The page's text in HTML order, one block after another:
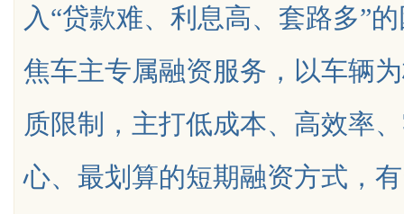
uz
入“贷款难、利息高、套路多”
焦车主专属融资服务，以车辆
质限制，主打低成本、高效率
心、最划算的短期融资方式，